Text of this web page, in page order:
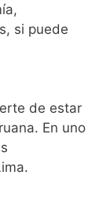
si puede
de estar
En uno